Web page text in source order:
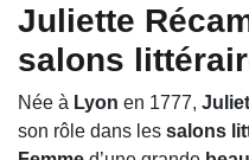
Juliette
salons
Née à Lyon en 1777,
son rôle dans les salons